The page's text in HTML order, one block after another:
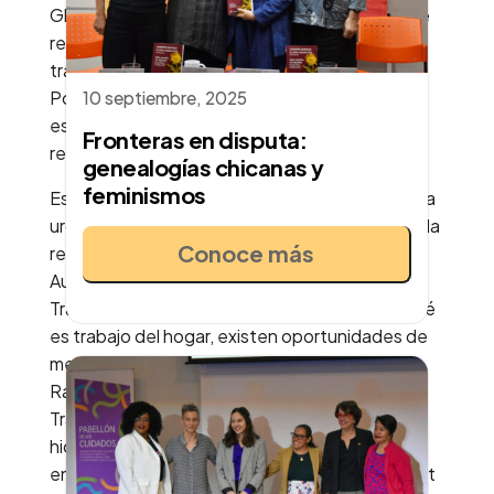
Global por los Cuidados, señaló que “la falta de
reconocimiento de derechos laborales de las
trabajadoras del hogar es un problema global.
Por eso, en la Alianza trabajamos por abrir
espacios como este que nos permitan tener
reflexiones entre todos los actores.”
Este llamado al reconocimiento se vincula con la
urgencia de políticas públicas que trasciendan la
retórica y materialicen derechos laborales.
Aunque en la reforma a la Ley Federal de
Trabajo, en 2009, se incluyó la definición de qué
es trabajo del hogar, existen oportunidades de
mejora. Así lo expuso la Mtra. Graciela Aurora
Ramirez Zepeda, directora de Políticas de
Trabajo Digno de la Secretaría del Trabajo. “Se
hicieron reformas en la Ley Federal del Trabajo,
en la Ley del Seguro Social y la Ley del Infonavit
Fronteras en disputa:
genealogías chicanas y
feminismos
10 septiembre, 2025
Conoce más